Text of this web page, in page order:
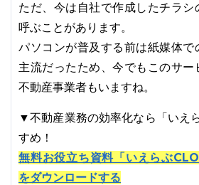
ただ、今は自社で作成したチラシ
呼ぶことがあります。
パソコンが普及する前は紙媒体で
主流だったため、今でもこのサー
不動産事業者もいますね。
▼不動産業務の効率化なら「いえ
すめ！
無料お役立ち資料「いえらぶ
をダウンロードする